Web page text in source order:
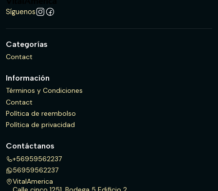
Síguenos
Categorías
Contact
Información
Términos y Condiciones
Contact
Política de reembolso
Política de privacidad
Contáctanos
+56959562237
56959562237
VitalAmerica